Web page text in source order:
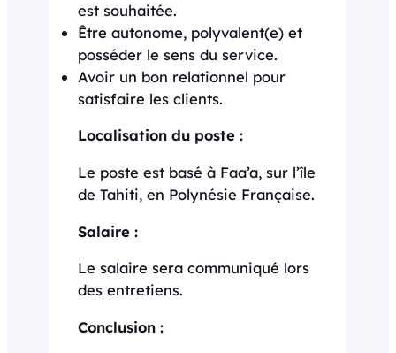
est souhaitée.
Être autonome, polyvalent(e) et
posséder le sens du service.
Avoir un bon relationnel pour
satisfaire les clients.
Localisation du poste :
Le poste est basé à Faa’a, sur l’île
de Tahiti, en Polynésie Française.
Salaire :
Le salaire sera communiqué lors
des entretiens.
Conclusion :